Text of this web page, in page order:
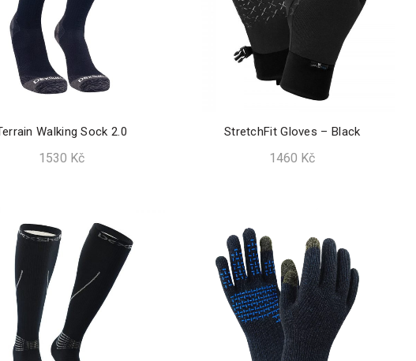
Walking Sock 2.0
1530 Kč
StretchFit Gloves – Black
1460 Kč